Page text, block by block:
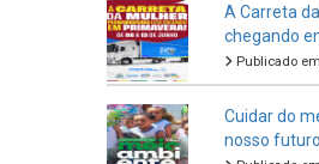
A Carreta
chegando
Publicado
Cuidar do
nosso